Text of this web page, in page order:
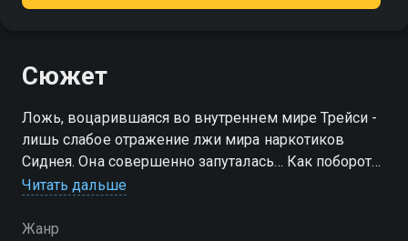
Сюжет
Ложь, воцарившаяся во внутреннем мире Трейси -
лишь слабое отражение лжи мира наркотиков
Сиднея. Она совершенно запуталась… Как побороть
свои страхи, как преодолеть многолетние
Читать дальше
Жанр